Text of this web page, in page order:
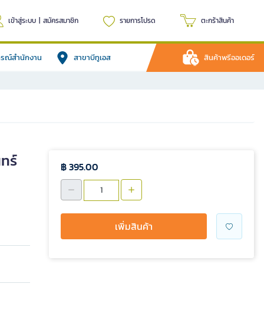
เข้าสู่ระบบ | สมัครสมาชิก รายการโปรด ตะกร้าสินค้า
รณ์สำนักงาน สาขาบีทูเอส สินค้าพรีออเดอร์
ร์ ฿ 395.00
เพิ่มสินค้า